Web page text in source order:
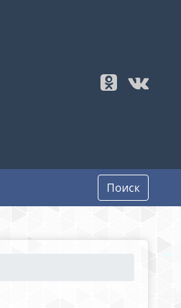
Поиск